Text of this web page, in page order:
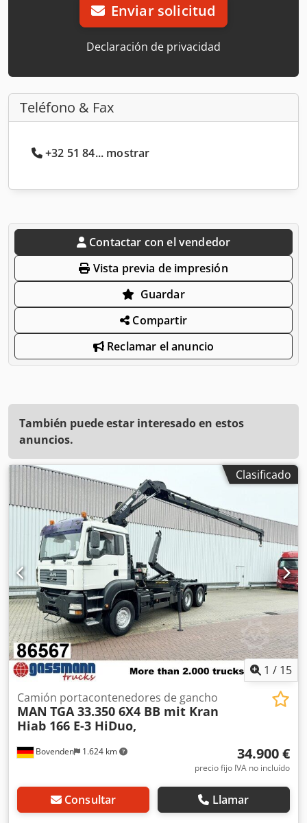
Enviar solicitud
Declaración de privacidad
Teléfono & Fax
+32 51 84... mostrar
Contactar con el vendedor
Vista previa de impresión
Guardar
Compartir
Reclamar el anuncio
También puede estar interesado en estos
anuncios.
Clasificado
1 / 15
Bovenden 1.624 km
Camión portacontenedores de gancho
MAN TGA 33.350 6X4 BB mit Kran
Hiab 166 E-3 HiDuo,
34.900 €
precio fijo IVA no incluído
Consultar Llamar